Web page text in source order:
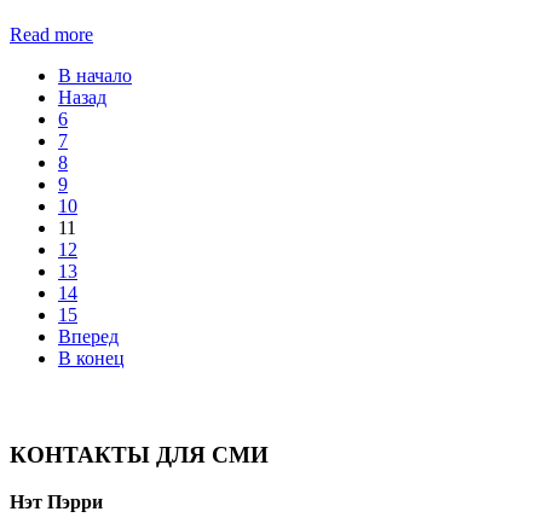
Read more
В начало
Назад
6
7
8
9
10
11
12
13
14
15
Вперед
В конец
КОНТАКТЫ ДЛЯ СМИ
Нэт Пэрри